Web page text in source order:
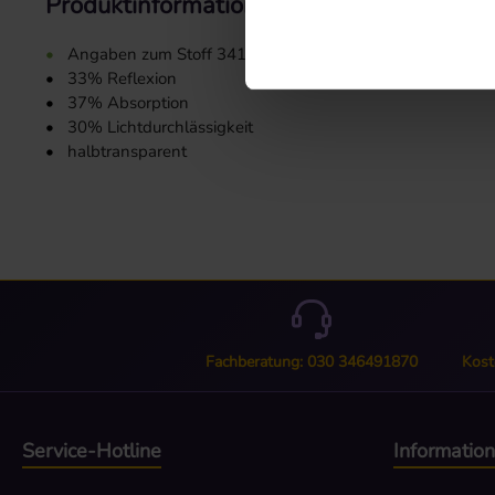
•
Angaben zum Stoff 3413:
•
33% Reflexion
•
37% Absorption
•
30% Lichtdurchlässigkeit
•
halbtransparent
Fachberatung: 030 346491870
Service-Hotline